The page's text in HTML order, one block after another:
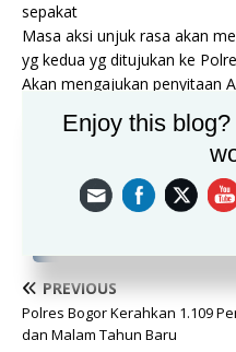
sepakat
Masa aksi unjuk rasa akan
yg kedua yg ditujukan ke
Akan mengajukan penyitaan
PT Kuripan Raya melakukan
dapat dilaporkan
(Red/jhon)
PREVIOUS
Polres Bogor Kerahkan 1.109
dan Malam Tahun Baru
Enjoy this